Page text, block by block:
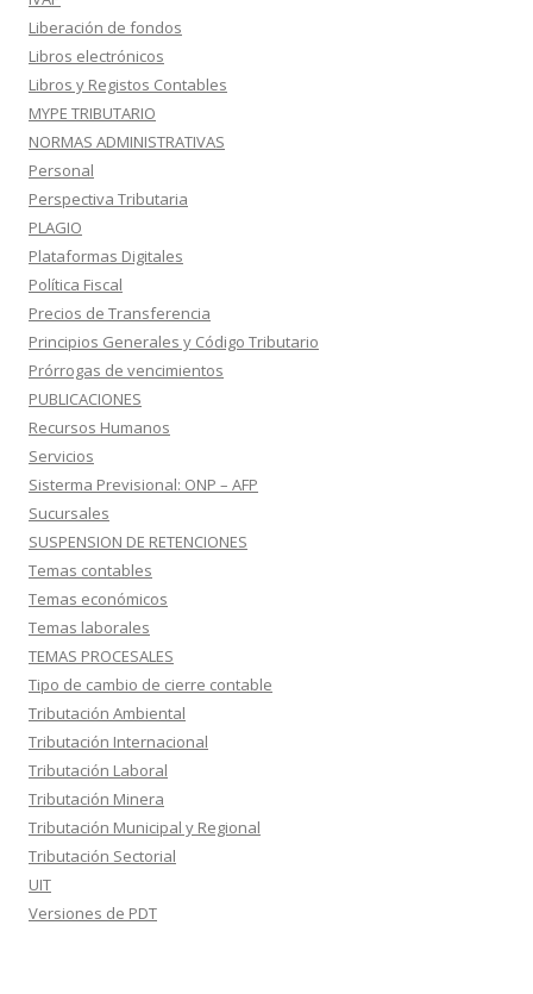
Liberación de fondos
Libros electrónicos
Libros y Registos Contables
MYPE TRIBUTARIO
NORMAS ADMINISTRATIVAS
Personal
Perspectiva Tributaria
PLAGIO
Plataformas Digitales
Política Fiscal
Precios de Transferencia
Principios Generales y Código Tributario
Prórrogas de vencimientos
PUBLICACIONES
Recursos Humanos
Servicios
Sisterma Previsional: ONP – AFP
Sucursales
SUSPENSION DE RETENCIONES
Temas contables
Temas económicos
Temas laborales
TEMAS PROCESALES
Tipo de cambio de cierre contable
Tributación Ambiental
Tributación Internacional
Tributación Laboral
Tributación Minera
Tributación Municipal y Regional
Tributación Sectorial
UIT
Versiones de PDT